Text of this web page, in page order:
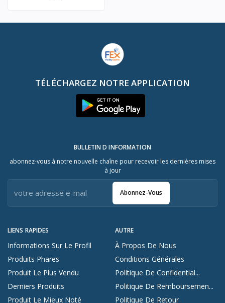
TÉLÉCHARGEZ NOTRE APPLICATION
LIENS RAPIDES
Informations Sur Le Profil
Produits Phares
Produit Le Plus Vendu
Derniers Produits
Produit Le Mieux Noté
AUTRE
À Propos De Nous
Conditions Générales
Politique De Confidential...
Politique De Remboursemen...
Politique De Retour
BULLETIN D INFORMATION
abonnez-vous à notre nouvelle chaîne pour recevoir les dernières mises
à jour
Abonnez-Vous